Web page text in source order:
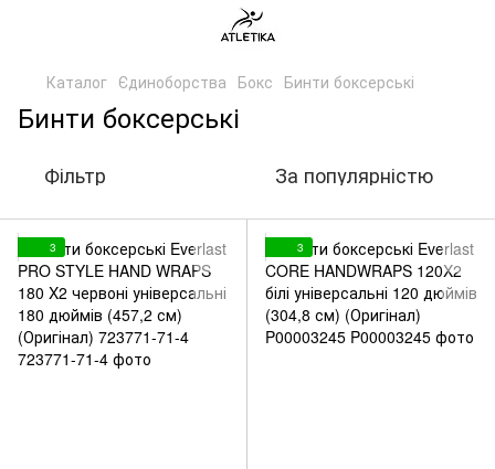
Каталог Єдиноборства Бокс Бинти боксерські
Бинти боксерські
Фільтр За популярністю
3 3